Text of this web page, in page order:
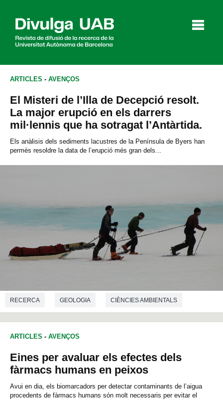
Vídeos
Agenda
ARTICLES - AVENÇOS
El Misteri de l’Illa de Decepció resolt.
La major erupció en els darrers
mil·lennis que ha sotragat l’Antàrtida.
Els anàlisis dels sediments lacustres de la Península de Byers han
permès resoldre la data de l’erupció més gran dels...
RECERCA GEOLOGIA CIÈNCIES AMBIENTALS
ARTICLES - AVENÇOS
Eines per avaluar els efectes dels
fàrmacs humans en peixos
Avui en dia, els biomarcadors per detectar contaminants de l’aigua
procedents de fàrmacs humans són molt necessaris per evitar el